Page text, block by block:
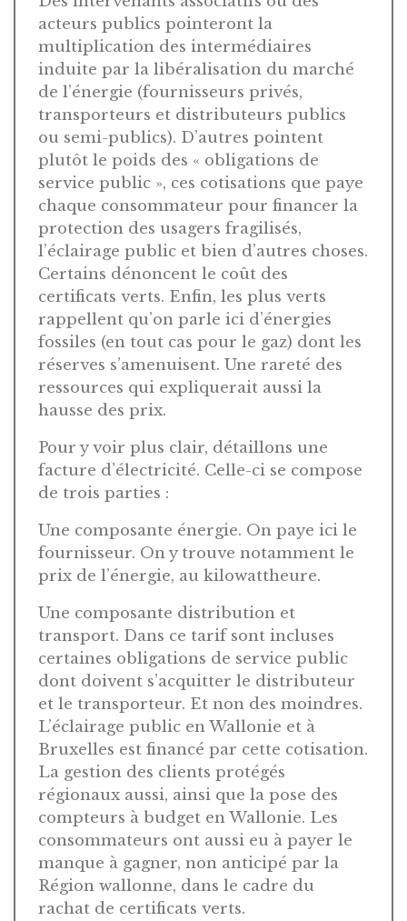
acteurs publics pointeront la
multiplication des intermédiaires
induite par la libéralisation du marché
de l’énergie (fournisseurs privés,
transporteurs et distributeurs publics
ou semi-publics). D’autres pointent
plutôt le poids des « obligations de
service public », ces cotisations que paye
chaque consommateur pour financer la
protection des usagers fragilisés,
l’éclairage public et bien d’autres choses.
Certains dénoncent le coût des
certificats verts. Enfin, les plus verts
rappellent qu’on parle ici d’énergies
fossiles (en tout cas pour le gaz) dont les
réserves s’amenuisent. Une rareté des
ressources qui expliquerait aussi la
hausse des prix.
Pour y voir plus clair, détaillons une
facture d’électricité. Celle-ci se compose
de trois parties :
Une composante énergie. On paye ici le
fournisseur. On y trouve notamment le
prix de l’énergie, au kilowattheure.
Une composante distribution et
transport. Dans ce tarif sont incluses
certaines obligations de service public
dont doivent s’acquitter le distributeur
et le transporteur. Et non des moindres.
L’éclairage public en Wallonie et à
Bruxelles est financé par cette cotisation.
La gestion des clients protégés
régionaux aussi, ainsi que la pose des
compteurs à budget en Wallonie. Les
consommateurs ont aussi eu à payer le
manque à gagner, non anticipé par la
Région wallonne, dans le cadre du
rachat de certificats verts.